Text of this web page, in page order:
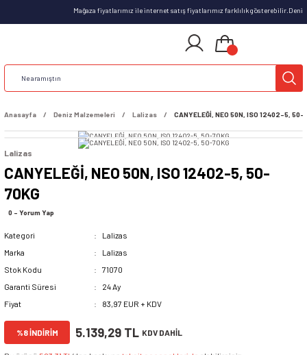
Mağaza fiyatlarımız ile internet satış fiyatlarımız farklılık
Anasayfa Deniz Malzemeleri Lalizas CANYELEĞİ, NEO 50N, ISO 12402-5, 50-
Lalizas
CANYELEĞİ, NEO 50N, ISO 12402-5, 50-
70KG
0 - Yorum Yap
Kategori
Lalizas
Marka
Lalizas
Stok Kodu
71070
Garanti Süresi
24 Ay
Fiyat
83,97 EUR + KDV
%8 İNDİRİM 5.139,29 TL KDV DAHİL